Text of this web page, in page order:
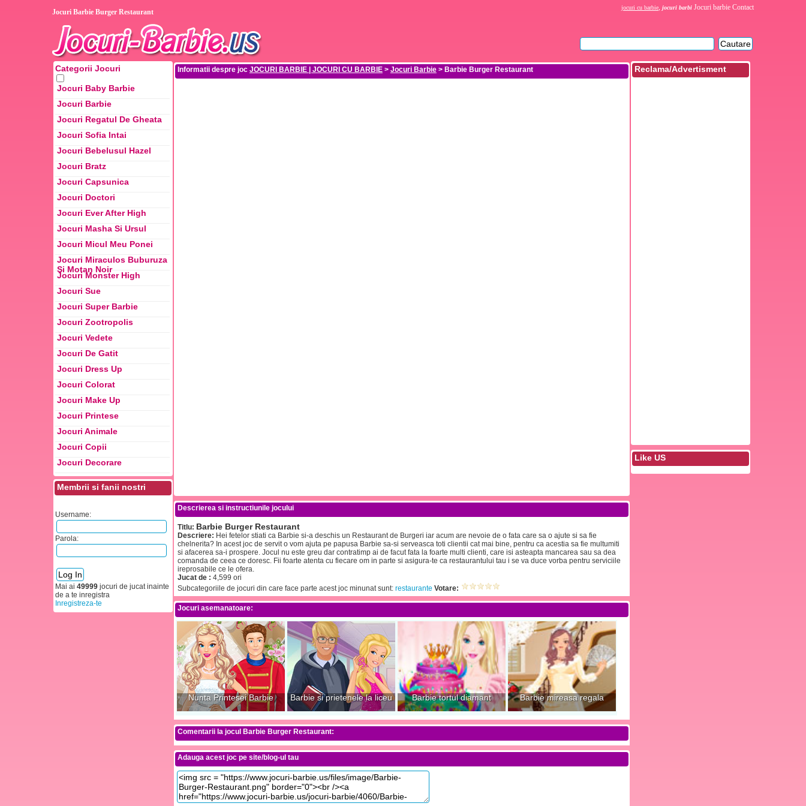
Jocuri Barbie Burger Restaurant
jocuri cu barbie, jocuri barbi Jocuri barbie Contact
Categorii Jocuri
Jocuri Baby Barbie
Jocuri Barbie
Jocuri Regatul De Gheata
Jocuri Sofia Intai
Jocuri Bebelusul Hazel
Jocuri Bratz
Jocuri Capsunica
Jocuri Doctori
Jocuri Ever After High
Jocuri Masha Si Ursul
Jocuri Micul Meu Ponei
Jocuri Miraculos Buburuza
Si Motan Noir
Jocuri Monster High
Jocuri Sue
Jocuri Super Barbie
Jocuri Zootropolis
Jocuri Vedete
Jocuri De Gatit
Jocuri Dress Up
Jocuri Colorat
Jocuri Make Up
Jocuri Printese
Jocuri Animale
Jocuri Copii
Jocuri Decorare
Membrii si fanii nostri
Username:
Parola:
Mai ai 49999 jocuri de jucat inainte
de a te inregistra
Inregistreza-te
Informatii despre joc JOCURI BARBIE | JOCURI CU BARBIE> Jocuri Barbie> Barbie Burger Restaurant
Descrierea si instructiunile jocului
Titlu: Barbie Burger Restaurant
Descriere: Hei fetelor stiati ca Barbie si-a deschis un Restaurant de Burgeri iar acum are nevoie de o fata care sa o ajute si sa fie
chelnerita? In acest joc de servit o vom ajuta pe papusa Barbie sa-si serveasca toti clientii cat mai bine, pentru ca acestia sa fie multumiti
si afacerea sa-i prospere. Jocul nu este greu dar contratimp ai de facut fata la foarte multi clienti, care isi asteapta mancarea sau sa dea
comanda de ceea ce doresc. Fii foarte atenta cu fiecare om in parte si asigura-te ca restaurantului tau i se va duce vorba pentru serviciile
ireprosabile ce le ofera.
Jucat de : 4,599 ori
Subcategoriile de jocuri din care face parte acest joc minunat sunt:restaurante Votare:
Jocuri asemanatoare:
Nunta Printesei Barbie Barbie si prietenele la liceu Barbie tortul diamant Barbie mireasa regala
Comentarii la jocul Barbie Burger Restaurant:
Adauga acest joc pe site/blog-ul tau
Reclama/Advertisment
Like US